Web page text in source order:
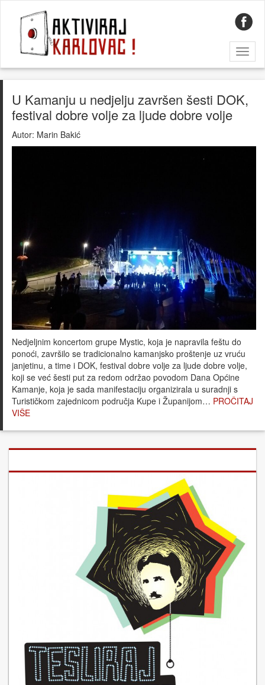
U Kamanju u nedjelju završen šesti DOK,
festival dobre volje za ljude dobre volje
Autor: Marin Bakić
Nedjeljnim koncertom grupe Mystic, koja je napravila feštu do
ponoći, završilo se tradicionalno kamanjsko proštenje uz vruću
janjetinu, a time i DOK, festival dobre volje za ljude dobre volje,
koji se već šesti put za redom održao povodom Dana Općine
Kamanje, koja je sada manifestaciju organizirala u suradnji s
Turističkom zajednicom područja Kupe i Županijom… PROČITAJ
VIŠE